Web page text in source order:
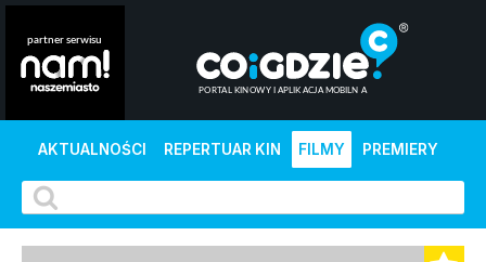
AKTUALNOŚCI REPERTUAR KIN FILMY PREMIERY